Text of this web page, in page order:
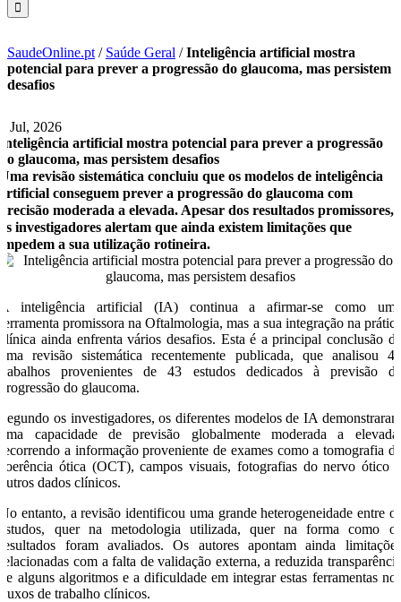
SaudeOnline.pt / Saúde Geral /Inteligência artificial mostra
potencial para prever a progressão do glaucoma, mas persistem
desafios
7 Jul, 2026
Inteligência artificial mostra potencial para prever a progressão
do glaucoma, mas persistem desafios
Uma revisão sistemática concluiu que os modelos de inteligência
artificial conseguem prever a progressão do glaucoma com
precisão moderada a elevada. Apesar dos resultados promissores,
os investigadores alertam que ainda existem limitações que
impedem a sua utilização rotineira.
A inteligência artificial (IA) continua a afirmar-se como uma
ferramenta promissora na Oftalmologia, mas a sua integração na prática
clínica ainda enfrenta vários desafios. Esta é a principal conclusão de
uma revisão sistemática recentemente publicada, que analisou 46
trabalhos provenientes de 43 estudos dedicados à previsão da
progressão do glaucoma.
Segundo os investigadores, os diferentes modelos de IA demonstraram
uma capacidade de previsão globalmente moderada a elevada,
recorrendo a informação proveniente de exames como a tomografia de
coerência ótica (OCT), campos visuais, fotografias do nervo ótico e
outros dados clínicos.
No entanto, a revisão identificou uma grande heterogeneidade entre os
estudos, quer na metodologia utilizada, quer na forma como os
resultados foram avaliados. Os autores apontam ainda limitações
relacionadas com a falta de validação externa, a reduzida transparência
de alguns algoritmos e a dificuldade em integrar estas ferramentas nos
fluxos de trabalho clínicos.